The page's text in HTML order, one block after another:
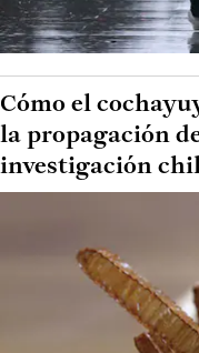
Cómo el
la propagación
investigación